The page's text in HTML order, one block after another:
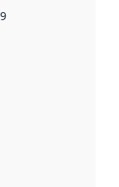
i dette